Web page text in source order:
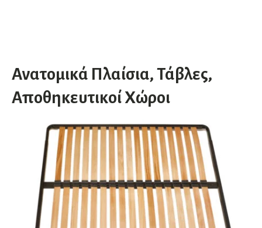
Ανατομικά Πλαίσια, Τάβλες,
Αποθηκευτικοί Χώροι